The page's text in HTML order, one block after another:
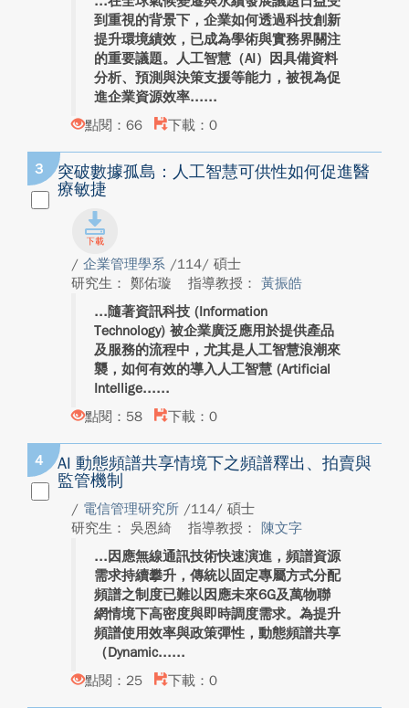
到重視的背景下，企業如何透過科技創新
提升環境績效，已成為學術與實務界關注
的重要議題。人工智慧（AI）因具備資料
分析、預測與決策支援等能力，被視為促
進企業資源效率...
點閱：66
下載：0
3
突破數據孤島：人工智慧可供性如何促進醫
療敏捷
/ 企業管理學系 /114/ 碩士
研究生： 鄭佑璇
指導教授： 黃振皓
隨著資訊科技 (Information
Technology) 被企業廣泛應用於提供產品
及服務的流程中，尤其是人工智慧浪潮來
襲，如何有效的導入人工智慧 (Artificial
Intellige...
點閱：58
下載：0
4
AI 動態頻譜共享情境下之頻譜釋出、拍賣與
監管機制
/ 電信管理研究所 /114/ 碩士
研究生： 吳恩綺
指導教授： 陳文字
因應無線通訊技術快速演進，頻譜資源
需求持續攀升，傳統以固定專屬方式分配
頻譜之制度已難以因應未來6G及萬物聯
網情境下高密度與即時調度需求。為提升
頻譜使用效率與政策彈性，動態頻譜共享
（Dynamic...
點閱：25
下載：0